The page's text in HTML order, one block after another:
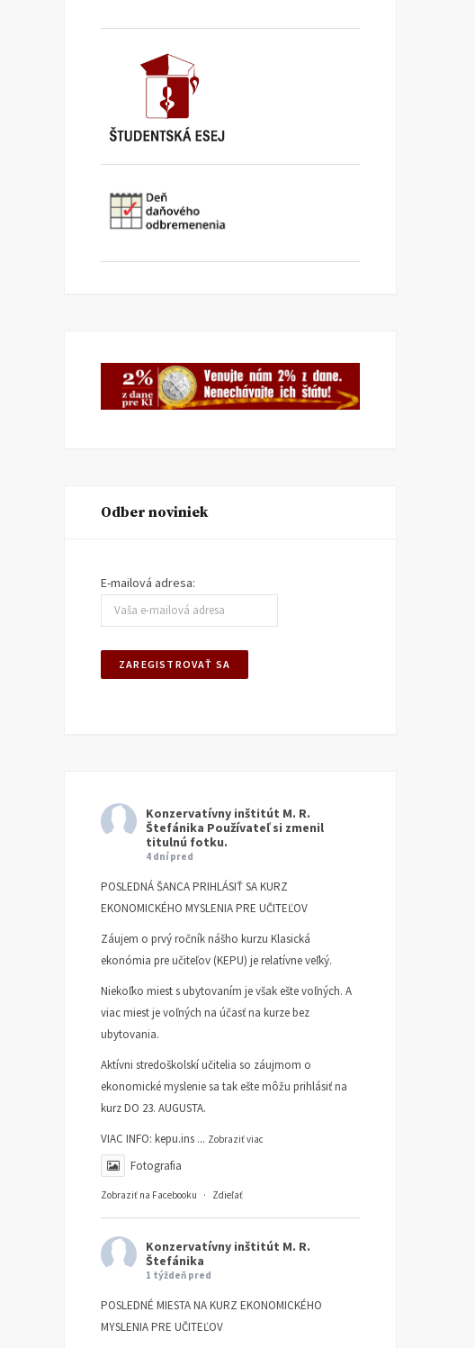
Odber noviniek
E-mailová adresa:
Konzervatívny inštitút M. R.
Štefánika Používateľ si zmenil
titulnú fotku.
4 dní pred
POSLEDNÁ ŠANCA PRIHLÁSIŤ SA KURZ
EKONOMICKÉHO MYSLENIA PRE UČITEĽOV
Záujem o prvý ročník nášho kurzu Klasická
ekonómia pre učiteľov (KEPU) je relatívne veľký.
Niekoľko miest s ubytovaním je však ešte voľných. A
viac miest je voľných na účasť na kurze bez
ubytovania.
Aktívni stredoškolskí učitelia so záujmom o
ekonomické myslenie sa tak ešte môžu prihlásiť na
kurz DO 23. AUGUSTA.
VIAC INFO: kepu.ins ... Zobraziť viac
Fotografia
Zobraziť na Facebooku · Zdieľať
Konzervatívny inštitút M. R.
Štefánika
1 týždeň pred
POSLEDNÉ MIESTA NA KURZ EKONOMICKÉHO
MYSLENIA PRE UČITEĽOV